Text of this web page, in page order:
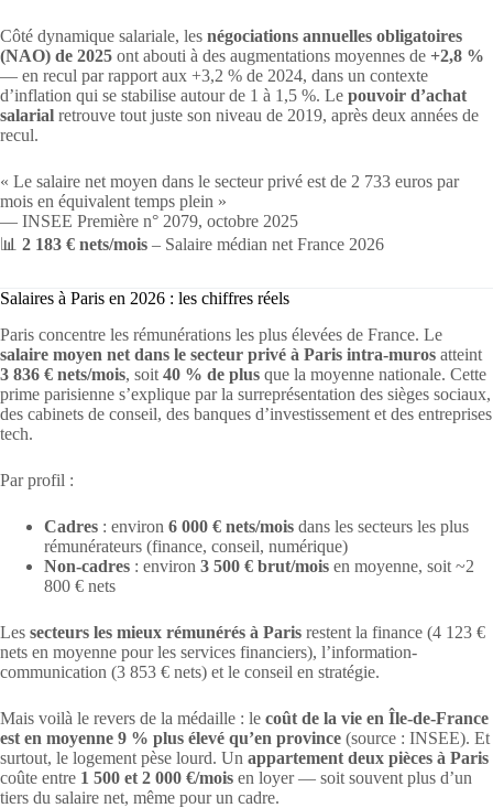
Côté dynamique salariale, les négociations annuelles obligatoires
(NAO) de 2025 ont abouti à des augmentations moyennes de +2,8 %
— en recul par rapport aux +3,2 % de 2024, dans un contexte
d’inflation qui se stabilise autour de 1 à 1,5 %. Le pouvoir d’achat
salarial retrouve tout juste son niveau de 2019, après deux années de
recul.
« Le salaire net moyen dans le secteur privé est de 2 733 euros par
mois en équivalent temps plein »
— INSEE Première n° 2079, octobre 2025
📊 2 183 € nets/mois – Salaire médian net France 2026
Salaires à Paris en 2026 : les chiffres réels
Paris concentre les rémunérations les plus élevées de France. Le
salaire moyen net dans le secteur privé à Paris intra-muros atteint
3 836 € nets/mois, soit 40 % de plus que la moyenne nationale. Cette
prime parisienne s’explique par la surreprésentation des sièges sociaux,
des cabinets de conseil, des banques d’investissement et des entreprises
tech.
Par profil :
Cadres : environ 6 000 € nets/mois dans les secteurs les plus
rémunérateurs (finance, conseil, numérique)
Non-cadres : environ 3 500 € brut/mois en moyenne, soit ~2
800 € nets
Les secteurs les mieux rémunérés à Paris restent la finance (4 123 €
nets en moyenne pour les services financiers), l’information-
communication (3 853 € nets) et le conseil en stratégie.
Mais voilà le revers de la médaille : le coût de la vie en Île-de-France
est en moyenne 9 % plus élevé qu’en province (source : INSEE). Et
surtout, le logement pèse lourd. Un appartement deux pièces à Paris
coûte entre 1 500 et 2 000 €/mois en loyer — soit souvent plus d’un
tiers du salaire net, même pour un cadre.